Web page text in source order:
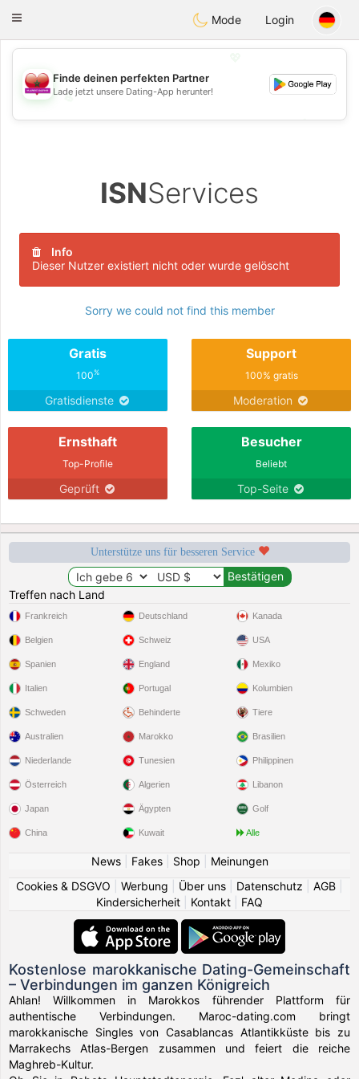
Maroc Dating
Toggle
Mode Login
💖
💕
Finde deinen perfekten Partner
Lade jetzt unsere Dating-App herunter!
ISNServices
Info
Dieser Nutzer existiert nicht oder wurde gelöscht
Sorry we could not find this member
Gratis
100%
Gratisdienste
Support
100% gratis
Moderation
Ernsthaft
Top-Profile
Geprüft
Besucher
Beliebt
Top-Seite
Unterstütze uns für besseren Service
Treffen nach Land
Frankreich
Belgien
Spanien
Italien
Schweden
Deutschland
Schweiz
England
Portugal
Behinderte
Kanada
USA
Mexiko
Kolumbien
Tiere
Australien
Niederlande
Österreich
Japan
China
Marokko
Tunesien
Algerien
Ägypten
Kuwait
Brasilien
Philippinen
Libanon
Golf
Alle
News| Fakes| Shop
Meinungen
Cookies & DSGVO
Werbung Über uns Datenschutz AGB
Kindersicherheit
Kontakt FAQ
Kostenlose marokkanische Dating-Gemeinschaft
– Verbindungen im ganzen Königreich
Ahlan! Willkommen in Marokkos führender Plattform für
authentische Verbindungen. Maroc-dating.com bringt
marokkanische Singles von Casablancas Atlantikküste bis zu
Marrakechs Atlas-Bergen zusammen und feiert die reiche
Maghreb-Kultur.